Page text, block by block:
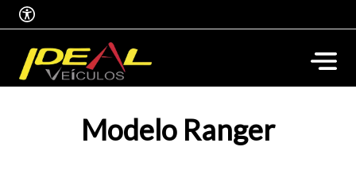
Modelo Ranger